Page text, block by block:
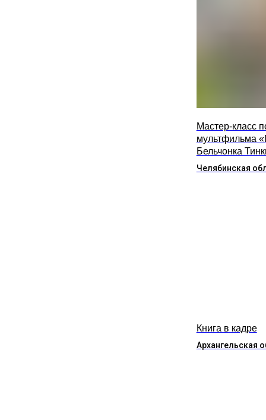
Мастер-класс
мультфильма
Бельчонка
Челябинская
Книга в кадре
Архангельская